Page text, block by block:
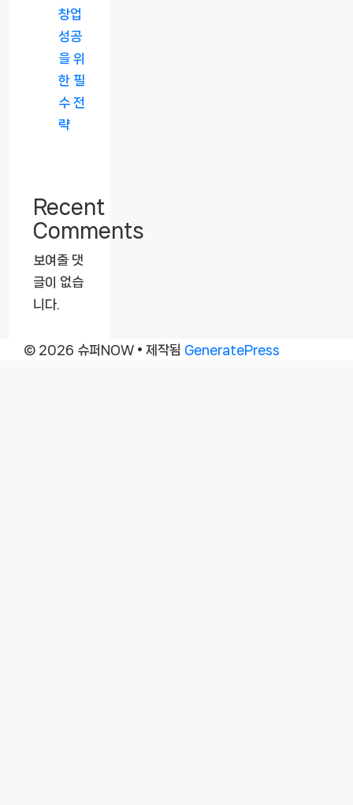
창업
성공
을 위
한 필
수 전
략
Recent
Comments
보여줄 댓
글이 없습
니다.
© 2026 슈퍼NOW • 제작됨 GeneratePress